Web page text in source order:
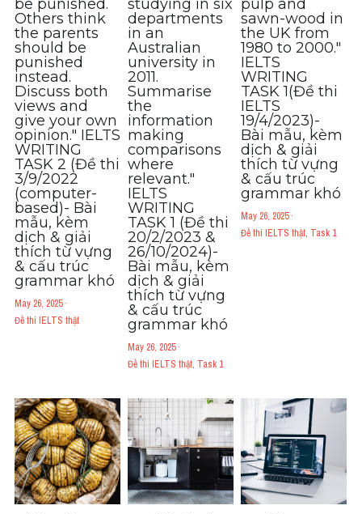
be punished.
Others think
the parents
should be
punished
instead.
Discuss both
views and
give your own
opinion." IELTS
WRITING
TASK 2 (Đề thi
3/9/2022
(computer-
based)- Bài
mẫu, kèm
dịch & giải
thích từ vựng
& cấu trúc
grammar khó
May 26, 2025·
Đề thi IELTS thật
studying in six
departments
in an
Australian
university in
2011.
Summarise
the
information
making
comparisons
where
relevant."
IELTS
WRITING
TASK 1 (Đề thi
20/2/2023 &
26/10/2024)-
Bài mẫu, kèm
dịch & giải
thích từ vựng
& cấu trúc
grammar khó
May 26, 2025·
Đề thi IELTS thật, Task 1
pulp and
sawn-wood in
the UK from
1980 to 2000."
IELTS
WRITING
TASK 1(Đề thi
IELTS
19/4/2023)-
Bài mẫu, kèm
dịch & giải
thích từ vựng
& cấu trúc
grammar khó
May 26, 2025·
Đề thi IELTS thật, Task 1